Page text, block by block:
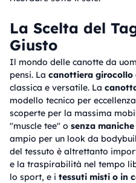
La Scelta del
Giusto
Il mondo delle canotte da
pensi. La canottiera girocollo
classica e versatile. La
modello tecnico per
scoperte per la massima
"muscle tee" o senza maniche
ampio per un look da
del tessuto è altrettanto
e la traspirabilità nel tempo
lo sport, e i tessuti misti o in